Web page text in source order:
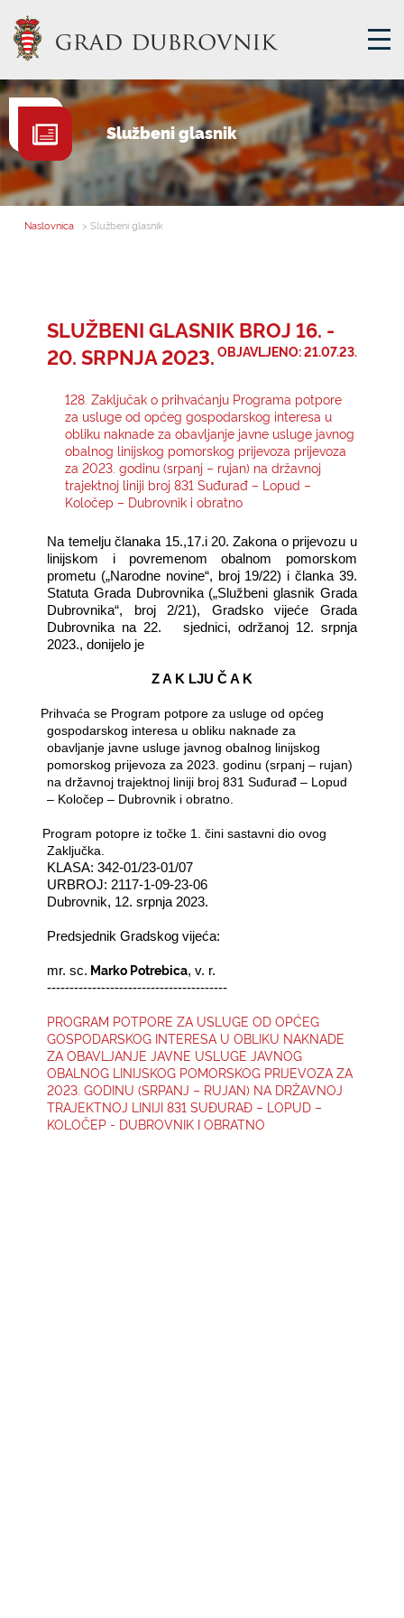
GRADSKA UPRAVA
GRADONAČELNIK
MJESNA SAMOUPRAVA
E-USLUGE
KONTAKTI
Službeni glasnik
Naslovnica > Službeni glasnik
SLUŽBENI GLASNIK BROJ 16. -
20. SRPNJA 2023. OBJAVLJENO: 21.07.23.
128. Zaključak o prihvaćanju Programa potpore
za usluge od općeg gospodarskog interesa u
obliku naknade za obavljanje javne usluge javnog
obalnog linijskog pomorskog prijevoza prijevoza
za 2023. godinu (srpanj – rujan) na državnoj
trajektnoj liniji broj 831 Suđurađ – Lopud –
Koločep – Dubrovnik i obratno
Na temelju članaka 15.,17.i 20. Zakona o prijevozu u
linijskom i povremenom obalnom pomorskom
prometu („Narodne novine“, broj 19/22) i članka 39.
Statuta Grada Dubrovnika („Službeni glasnik Grada
Dubrovnika“, broj 2/21), Gradsko vijeće Grada
Dubrovnika na 22.
sjednici, održanoj 12. srpnja
2023., donijelo je
Z A K LJU Č A K
Prihvaća se Program potpore za usluge od općeg
gospodarskog interesa u obliku naknade za
obavljanje javne usluge javnog obalnog linijskog
pomorskog prijevoza za 2023. godinu (srpanj – rujan)
na državnoj trajektnoj liniji broj 831 Suđurađ – Lopud
– Koločep – Dubrovnik i obratno.
Program potopre iz točke 1. čini sastavni dio ovog
Zaključka.
KLASA: 342-01/23-01/07
URBROJ: 2117-1-09-23-06
Dubrovnik, 12. srpnja 2023.
Predsjednik Gradskog vijeća:
mr. sc. Marko Potrebica, v. r.
----------------------------------------
PROGRAM POTPORE ZA USLUGE OD OPĆEG
GOSPODARSKOG INTERESA U OBLIKU NAKNADE
ZA OBAVLJANJE JAVNE USLUGE JAVNOG
OBALNOG LINIJSKOG POMORSKOG PRIJEVOZA ZA
2023. GODINU (SRPANJ – RUJAN) NA DRŽAVNOJ
TRAJEKTNOJ LINIJI 831 SUĐURAĐ – LOPUD –
KOLOČEP - DUBROVNIK I OBRATNO